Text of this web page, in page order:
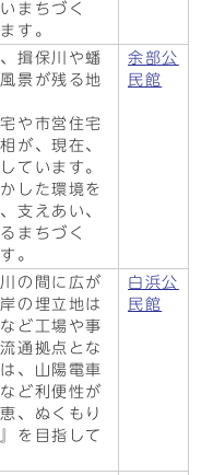
まちづく
す。
揖保川や蟠
景が残る地
や市営住宅
が、現在、
ています。
した環境を
支えあい、
まちづく
。
余部公
民館
の間に広が
の埋立地は
ど工場や事
通拠点とな
、山陽電車
ど利便性が
、ぬくもり
を目指して
白浜公
民館